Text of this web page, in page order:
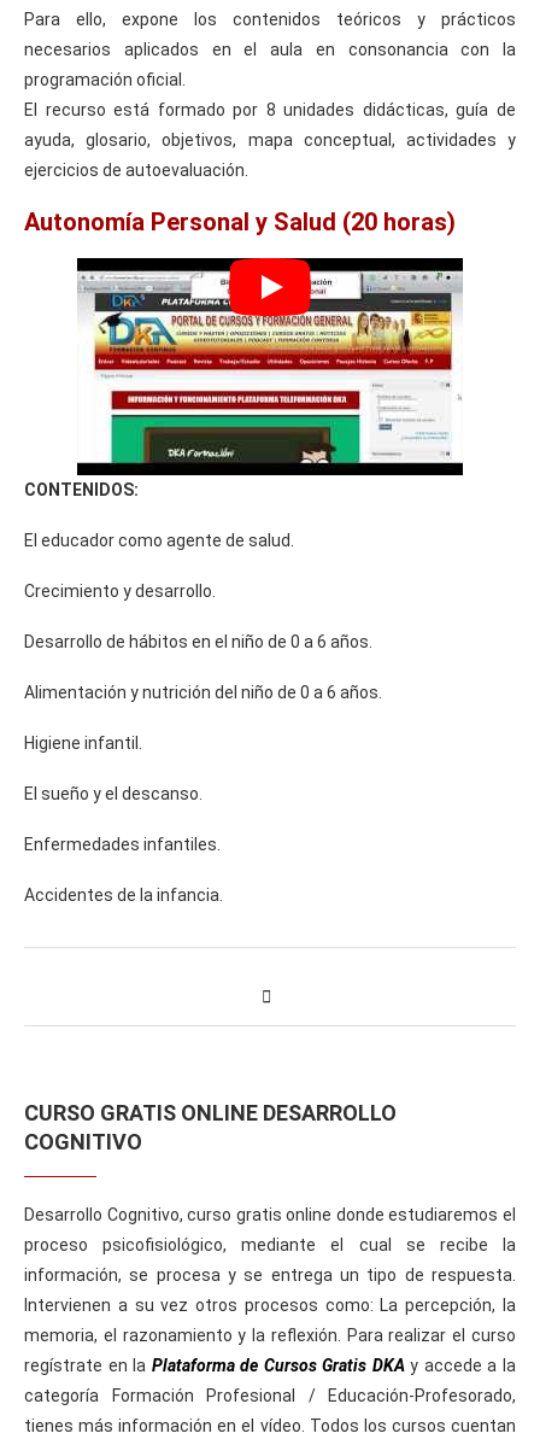
Para ello, expone los contenidos teóricos y prácticos
necesarios aplicados en el aula en consonancia con la
programación oficial.
El recurso está formado por 8 unidades didácticas, guía de
ayuda, glosario, objetivos, mapa conceptual, actividades y
ejercicios de autoevaluación.
Autonomía Personal y Salud (20 horas)
CONTENIDOS:
El educador como agente de salud.
Crecimiento y desarrollo.
Desarrollo de hábitos en el niño de 0 a 6 años.
Alimentación y nutrición del niño de 0 a 6 años.
Higiene infantil.
El sueño y el descanso.
Enfermedades infantiles.
Accidentes de la infancia.
CURSO GRATIS ONLINE DESARROLLO
COGNITIVO
Desarrollo Cognitivo, curso gratis online donde estudiaremos el
proceso psicofisiológico, mediante el cual se recibe la
información, se procesa y se entrega un tipo de respuesta.
Intervienen a su vez otros procesos como: La percepción, la
memoria, el razonamiento y la reflexión. Para realizar el curso
regístrate en la Plataforma de Cursos Gratis DKAy accede a la
categoría Formación Profesional / Educación-Profesorado,
tienes más información en el vídeo. Todos los cursos cuentan